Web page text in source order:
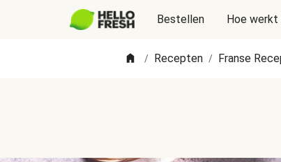
Bestellen Hoe werkt
/ Recepten / Franse